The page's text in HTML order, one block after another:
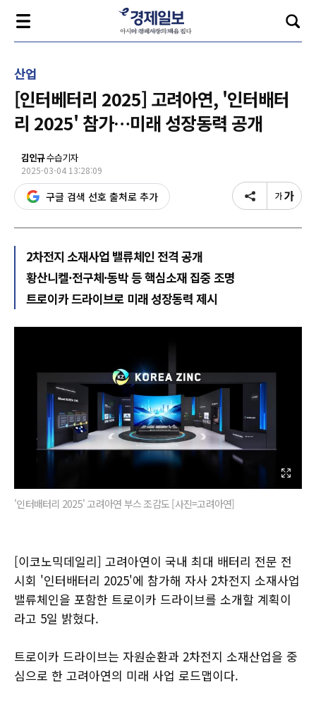
산업
[인터베터리 2025] 고려아연, '인터배터
리 2025' 참가…미래 성장동력 공개
김인규수습기자
2025-03-04 13:28:09
구글 검색 선호 출처로 추가
2차전지 소재사업 밸류체인 전격 공개
황산니켈·전구체·동박 등 핵심소재 집중 조명
트로이카 드라이브로 미래 성장동력 제시
'인터배터리 2025' 고려아연 부스 조감도 [사진=고려아연]
[이코노믹데일리] 고려아연이 국내 최대 배터리 전문 전
시회 '인터배터리 2025'에 참가해 자사 2차전지 소재사업
밸류체인을 포함한 트로이카 드라이브를 소개할 계획이
라고 5일 밝혔다.
트로이카 드라이브는 자원순환과 2차전지 소재산업을 중
심으로 한 고려아연의 미래 사업 로드맵이다.